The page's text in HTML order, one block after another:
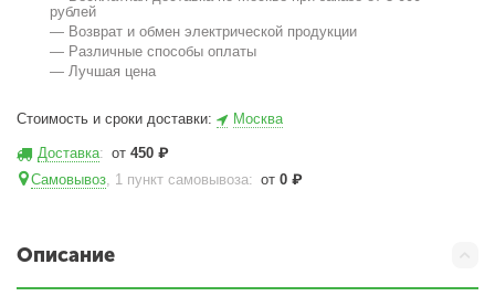
рублей
— Возврат и обмен электрической продукции
— Различные способы оплаты
— Лучшая цена
Стоимость и сроки доставки: Москва
Доставка: от450 ₽
Самовывоз, 1 пункт самовывоза: от0 ₽
Описание